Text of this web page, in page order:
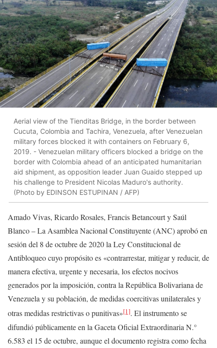
Aerial view of the Tienditas Bridge, in the border between
Cucuta, Colombia and Tachira, Venezuela, after Venezuelan
military forces blocked it with containers on February 6,
2019. - Venezuelan military officers blocked a bridge on the
border with Colombia ahead of an anticipated humanitarian
aid shipment, as opposition leader Juan Guaido stepped up
his challenge to President Nicolas Maduro's authority.
(Photo by EDINSON ESTUPINAN / AFP)
Amado Vivas, Ricardo Rosales, Francis Betancourt y Saúl
Blanco – La Asamblea Nacional Constituyente (ANC) aprobó en
sesión del 8 de octubre de 2020 la Ley Constitucional de
Antibloqueo cuyo propósito es «contrarrestar, mitigar y reducir, de
manera efectiva, urgente y necesaria, los efectos nocivos
generados por la imposición, contra la República Bolivariana de
Venezuela y su población, de medidas coercitivas unilaterales y
otras medidas restrictivas o punitivas»[1]. El instrumento se
difundió públicamente en la Gaceta Oficial Extraordinaria N.°
6.583 el 15 de octubre, aunque el documento registra como fecha